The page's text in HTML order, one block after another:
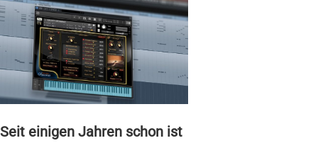
Seit einigen Jahren schon ist